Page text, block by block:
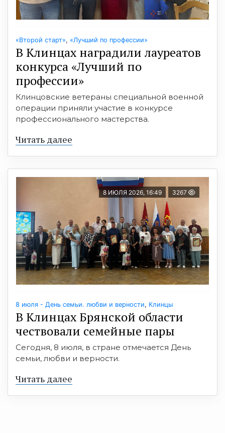
«Второй старт», «Лучший по профессии»
В Клинцах наградили лауреатов
конкурса «Лучший по
профессии»
Клинцовские ветераны специальной военной
операции приняли участие в конкурсе
профессионального мастерства.
Читать далее
8 ИЮЛЯ 2026, 16:49 3267
8 июля - День семьи. любви и верности, Клинцы
В Клинцах Брянской области
чествовали семейные пары
Сегодня, 8 июля, в стране отмечается День
семьи, любви и верности.
Читать далее